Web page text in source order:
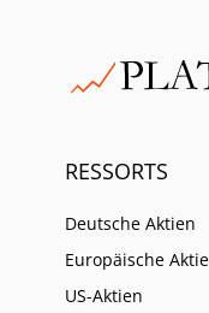
RESSORTS
Deutsche Aktien
Europäische
US-Aktien